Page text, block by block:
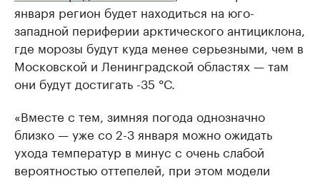
января регион будет находиться на юго-
западной периферии арктического антициклона,
где морозы будут куда менее серьезными, чем в
Московской и Ленинградской областях — там
они будут достигать -35 °С.
«Вместе с тем, зимняя погода однозначно
близко — уже со 2-3 января можно ожидать
ухода температур в минус с очень слабой
вероятностью оттепелей, при этом модели